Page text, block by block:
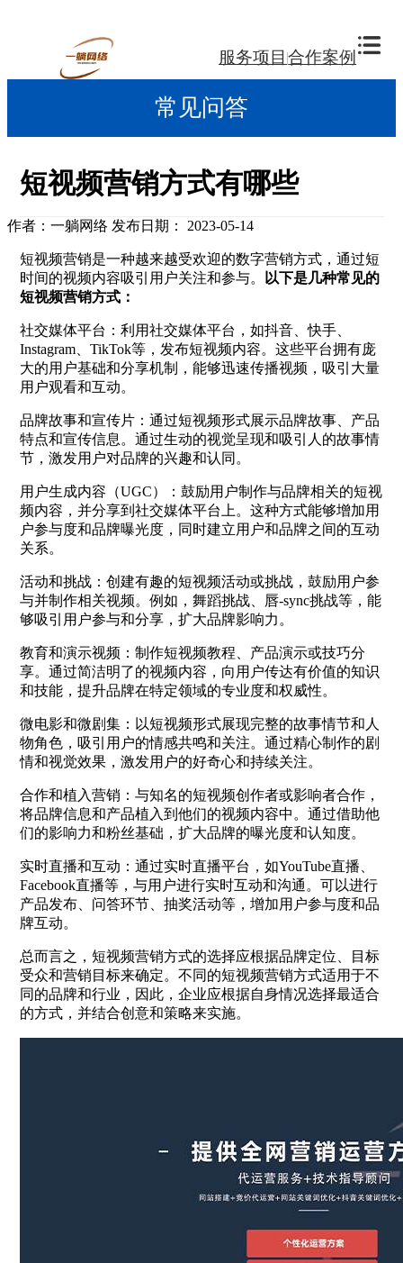
服务项目 合作案例
常见问答
短视频营销方式有哪些
作者：一躺网络 发布日期： 2023-05-14
短视频营销是一种越来越受欢迎的数字营销方式，通过短
时间的视频内容吸引用户关注和参与。
以下是几种常见的
短视频营销方式：
社交媒体平台：利用社交媒体平台，如抖音、快手、
Instagram、TikTok等，发布短视频内容。这些平台拥有庞
大的用户基础和分享机制，能够迅速传播视频，吸引大量
用户观看和互动。
品牌故事和宣传片：通过短视频形式展示品牌故事、产品
特点和宣传信息。通过生动的视觉呈现和吸引人的故事情
节，激发用户对品牌的兴趣和认同。
用户生成内容（UGC）：鼓励用户制作与品牌相关的短视
频内容，并分享到社交媒体平台上。这种方式能够增加用
户参与度和品牌曝光度，同时建立用户和品牌之间的互动
关系。
活动和挑战：创建有趣的短视频活动或挑战，鼓励用户参
与并制作相关视频。例如，舞蹈挑战、唇-sync挑战等，能
够吸引用户参与和分享，扩大品牌影响力。
教育和演示视频：制作短视频教程、产品演示或技巧分
享。通过简洁明了的视频内容，向用户传达有价值的知识
和技能，提升品牌在特定领域的专业度和权威性。
微电影和微剧集：以短视频形式展现完整的故事情节和人
物角色，吸引用户的情感共鸣和关注。通过精心制作的剧
情和视觉效果，激发用户的好奇心和持续关注。
合作和植入营销：与知名的短视频创作者或影响者合作，
将品牌信息和产品植入到他们的视频内容中。通过借助他
们的影响力和粉丝基础，扩大品牌的曝光度和认知度。
实时直播和互动：通过实时直播平台，如YouTube直播、
Facebook直播等，与用户进行实时互动和沟通。可以进行
产品发布、问答环节、抽奖活动等，增加用户参与度和品
牌互动。
总而言之，短视频营销方式的选择应根据品牌定位、目标
受众和营销目标来确定。不同的短视频营销方式适用于不
同的品牌和行业，因此，企业应根据自身情况选择最适合
的方式，并结合创意和策略来实施。